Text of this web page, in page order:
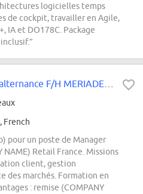
logicielles temps
de cockpit, travailler en Agile,
IA et DO178C. Package
French
pour un poste de Manager
NAME) Retail France. Missions
client, gestion
des marchés. Formation en
: remise (COMPANY